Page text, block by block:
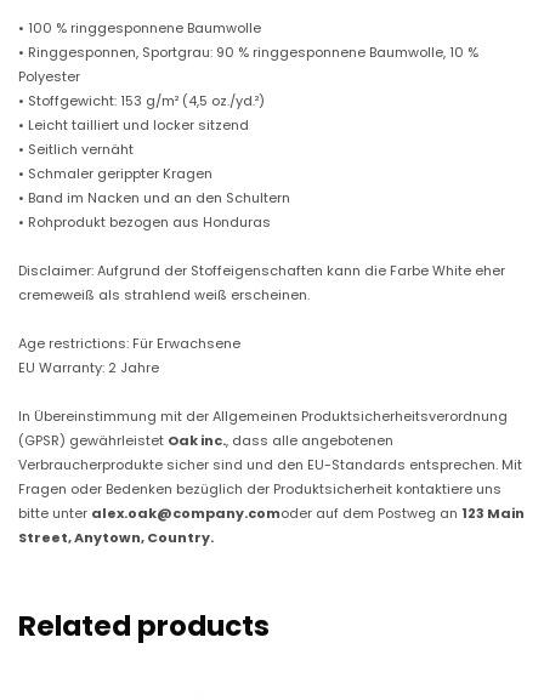
• 100 % ringgesponnene Baumwolle
• Ringgesponnen, Sportgrau: 90 % ringgesponnene Baumwolle, 10 %
Polyester
• Stoffgewicht: 153 g/m² (4,5 oz./yd.²)
• Leicht tailliert und locker sitzend
• Seitlich vernäht
• Schmaler gerippter Kragen
• Band im Nacken und an den Schultern
• Rohprodukt bezogen aus Honduras
Disclaimer: Aufgrund der Stoffeigenschaften kann die Farbe White eher
cremeweiß als strahlend weiß erscheinen.
Age restrictions: Für Erwachsene
EU Warranty: 2 Jahre
In Übereinstimmung mit der Allgemeinen Produktsicherheitsverordnung
(GPSR) gewährleistet Oak inc., dass alle angebotenen
Verbraucherprodukte sicher sind und den EU-Standards entsprechen. Mit
Fragen oder Bedenken bezüglich der Produktsicherheit kontaktiere uns
bitte unter alex.oak@company.comoder auf dem Postweg an 123 Main
Street, Anytown, Country.
Related products